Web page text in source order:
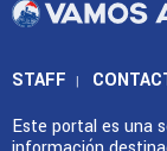
STAFF |
Este portal es una